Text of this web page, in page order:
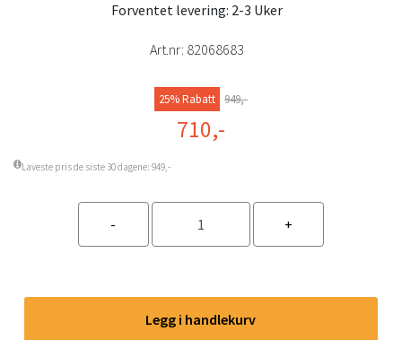
Forventet levering: 2-3 Uker
Art.nr: 82068683
25% Rabatt 949,-
710,-
Laveste pris de siste 30 dagene: 949,-
Legg i handlekurv